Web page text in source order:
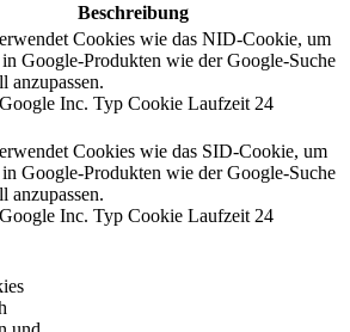
Beschreibung
Cookies wie das NID-Cookie, um
Google-Produkten wie der Google-Suche
anzupassen.
Google Inc. Typ Cookie Laufzeit 24
Cookies wie das SID-Cookie, um
Google-Produkten wie der Google-Suche
anzupassen.
Google Inc. Typ Cookie Laufzeit 24